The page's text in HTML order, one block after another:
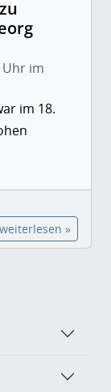
Uhr im
im 18.
weiterlesen »